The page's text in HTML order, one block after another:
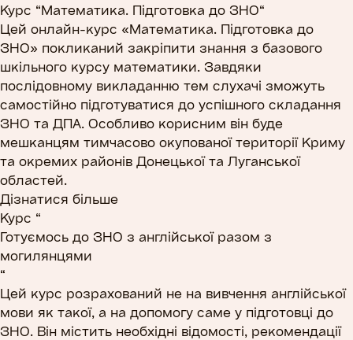
Курс “Математика. Підготовка до ЗНО“
Цей онлайн-курс «Математика. Підготовка до
ЗНО» покликаний закріпити знання з базового
шкільного курсу математики. Завдяки
послідовному викладанню тем слухачі зможуть
самостійно підготуватися до успішного складання
ЗНО та ДПА. Особливо корисним він буде
мешканцям тимчасово окупованої території Криму
та окремих районів Донецької та Луганської
областей.
Дізнатися більше
Курс “
Готуємось до ЗНО з англійської разом з
могилянцями
“
Цей курс розрахований не на вивчення англійської
мови як такої, а на допомогу саме у підготовці до
ЗНО. Він містить необхідні відомості, рекомендації